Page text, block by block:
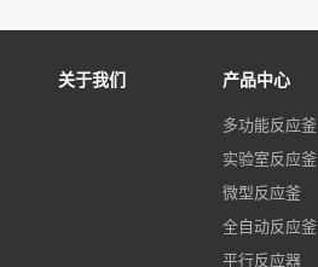
关于我们 产品中心
多功能反应釜
实验室反应釜
微型反应釜
全自动反应釜
平行反应器